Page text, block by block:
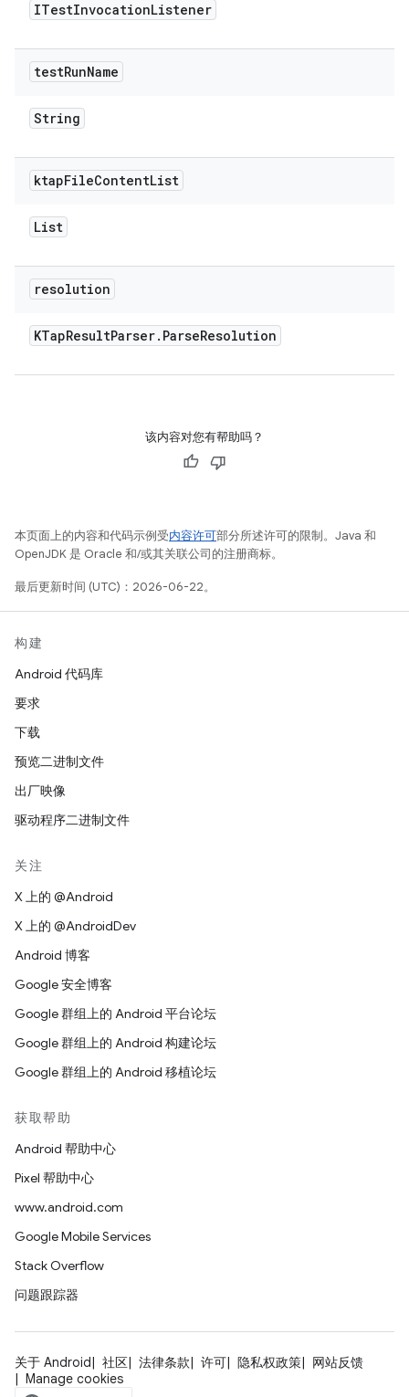
ITestInvocationListener
testRunName
String
ktapFileContentList
List
resolution
KTapResultParser. ParseResolution
该内容对您有帮助吗？
本页面上的内容和代码示例受内容许可部分所述许可的限制。Java 和
OpenJDK 是 Oracle 和/或其关联公司的注册商标。
最后更新时间 (UTC)：2026-06-22。
构建
Android 代码库
要求
下载
预览二进制文件
出厂映像
驱动程序二进制文件
关注
X 上的 @Android
X 上的 @AndroidDev
Android 博客
Google 安全博客
Google 群组上的 Android 平台论坛
Google 群组上的 Android 构建论坛
Google 群组上的 Android 移植论坛
获取帮助
Android 帮助中心
Pixel 帮助中心
www.android.com
Google Mobile Services
Stack Overflow
问题跟踪器
关于 Android 社区 法律条款 许可 隐私权政策
网站反馈
Manage cookies